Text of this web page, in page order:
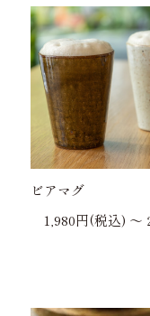
ビアマグ
1,980円(税込) 〜